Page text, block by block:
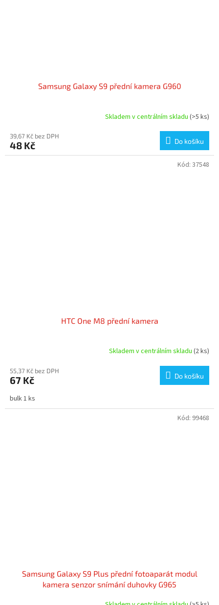
Samsung Galaxy S9 přední kamera G960
Skladem v centrálním skladu (>5 ks)
39,67 Kč bez DPH
48 Kč Do košíku
HTC One M8 přední kamera
Skladem v centrálním skladu (2 ks)
55,37 Kč bez DPH
67 Kč Do košíku
bulk 1 ks
Kód: 37548
Samsung Galaxy S9 Plus přední fotoaparát modul
kamera senzor snímání duhovky G965
Kód: 99468